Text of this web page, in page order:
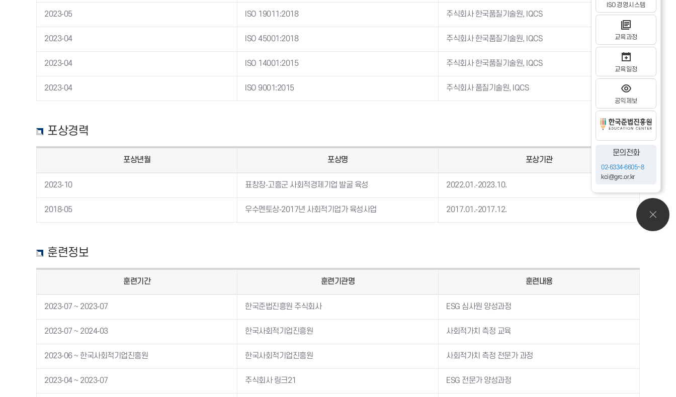
ISO 경영시스템
교육과정
교육일정
공익제보
문의전화
02-6334-6605~8
kci@grc.or.kr
2023-05 ISO 19011:2018 주식회사 한국품질기술원, IQCS
2023-04 ISO 45001:2018 주식회사 한국품질기술원, IQCS
2023-04 ISO 14001:2015 주식회사 한국품질기술원, IQCS
2023-04 ISO 9001:2015 주식회사 품질기술원, IQCS
포상경력
포상년월 포상명 포상기관
2023-10 표창장-고흥군 사회적경제기업 발굴 육성 2022.01.-2023.10.
2018-05 우수멘토상-2017년 사회적기업가 육성사업 2017.01.-2017.12.
훈련정보
훈련기간 훈련기관명 훈련내용
2023-07 ~ 2023-07 한국준법진흥원 주식회사 ESG 심사원 양성과정
2023-07 ~ 2024-03 한국사회적기업진흥원 사회적가치 측정 교육
2023-06 ~ 한국사회적기업진흥원 한국사회적기업진흥원 사회적가치 측정 전문가 과정
2023-04 ~ 2023-07 주식회사 링크21 ESG 전문가 양성과정